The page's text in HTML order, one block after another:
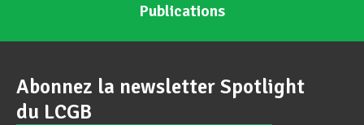
Publications
Abonnez la newsletter Spotlight
du LCGB